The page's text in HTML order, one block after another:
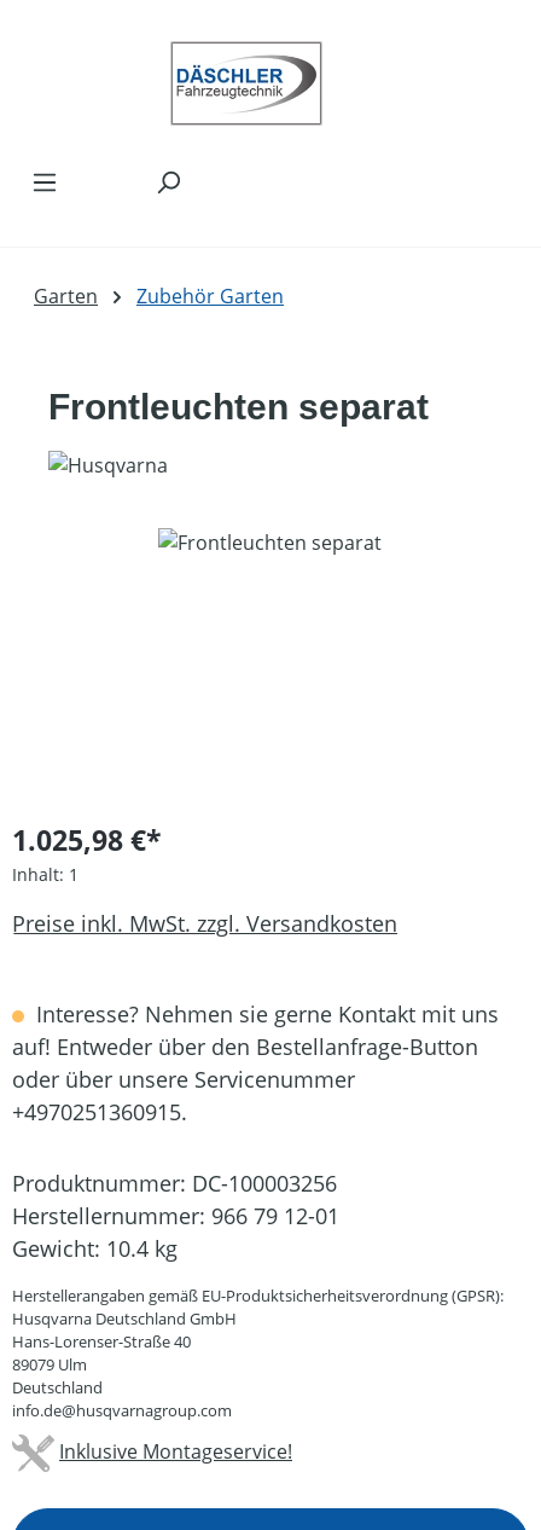
Garten Zubehör Garten
Frontleuchten separat
Bildergalerie überspringen
1.025,98 €*
Inhalt: 1
Preise inkl. MwSt. zzgl. Versandkosten
Interesse? Nehmen sie gerne Kontakt mit uns
auf! Entweder über den Bestellanfrage-Button
oder über unsere Servicenummer
+4970251360915.
Produktnummer: DC-100003256
Herstellernummer: 966 79 12-01
Gewicht: 10.4 kg
Herstellerangaben gemäß EU-Produktsicherheitsverordnung (GPSR):
Husqvarna Deutschland GmbH
Hans-Lorenser-Straße 40
89079 Ulm
Deutschland
info.de@husqvarnagroup.com
Inklusive Montageservice!